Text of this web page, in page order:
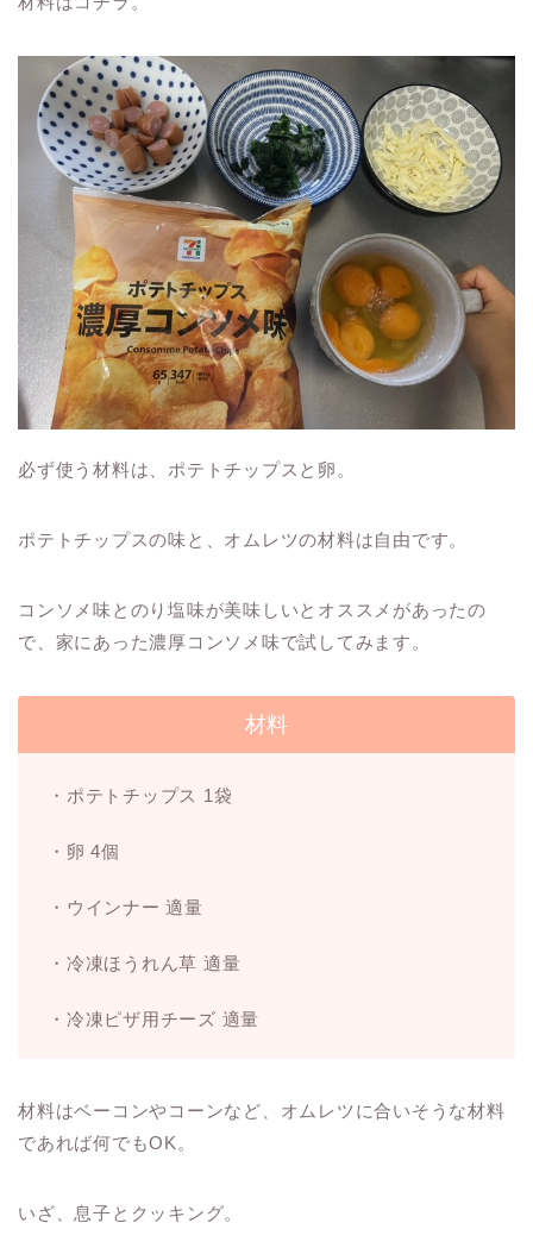
必ず使う材料は、ポテトチップスと卵。
ポテトチップスの味と、オムレツの材料は自由です。
コンソメ味とのり塩味が美味しいとオススメがあったの
で、家にあった濃厚コンソメ味で試してみます。
材料
・ポテトチップス 1袋
・卵 4個
・ウインナー 適量
・冷凍ほうれん草 適量
・冷凍ピザ用チーズ 適量
材料はベーコンやコーンなど、オムレツに合いそうな材料
であれば何でもOK。
いざ、息子とクッキング。